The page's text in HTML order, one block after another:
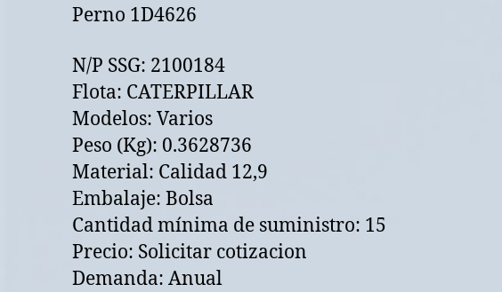
Perno 1D4626
N/P SSG: 2100184
Flota: CATERPILLAR
Modelos: Varios
Peso (Kg): 0.3628736
Material: Calidad 12,9
Embalaje: Bolsa
Cantidad mínima de suministro: 15
Precio: Solicitar cotizacion
Demanda: Anual